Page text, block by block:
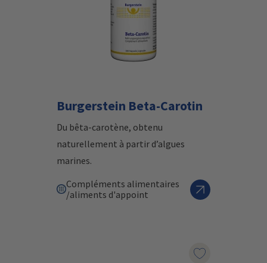
Burgerstein Beta-Carotin
Du bêta-carotène, obtenu
naturellement à partir d’algues
marines.
Compléments alimentaires
/aliments d'appoint